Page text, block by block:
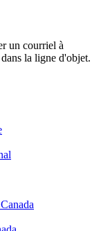
un courriel à
la ligne d'objet.